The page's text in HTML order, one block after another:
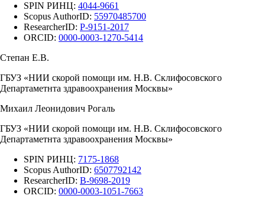
SPIN РИНЦ: 4044-9661
Scopus AuthorID: 55970485700
ResearcherID: P-9151-2017
ORCID: 0000-0003-1270-5414
Степан Е.В.
ГБУЗ «НИИ скорой помощи им. Н.В. Склифосовского
Департаметнта здравоохранения Москвы»
Михаил Леонидович Рогаль
ГБУЗ «НИИ скорой помощи им. Н.В. Склифосовского
Департаметнта здравоохранения Москвы»
SPIN РИНЦ: 7175-1868
Scopus AuthorID: 6507792142
ResearcherID: B-9698-2019
ORCID: 0000-0003-1051-7663